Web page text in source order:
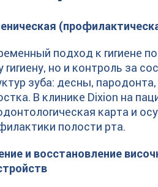
подход к гигиене
гигиену, но и контроль за
зуба: десны,
В клинике Dixion на
карта и
полости рта.
и восстановление